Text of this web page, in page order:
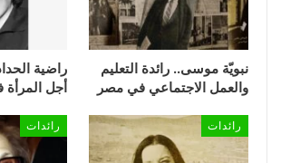
نبويّة موسى.. رائدة التعليم
والعمل الاجتماعي في مصر
راضية
أجل
رائدات رائدات